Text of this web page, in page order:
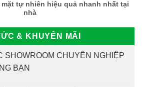
mặt tự nhiên hiệu quả nhanh nhất tại
nhà
& KHUYẾN MÃI
SHOWROOM CHUYÊN NGHIỆP
BẠN